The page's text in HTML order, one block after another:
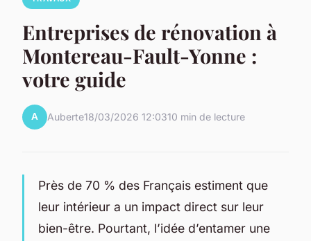
Entreprises de rénovation à
Montereau-Fault-Yonne :
votre guide
A Auberte18/03/2026 12:0310 min de lecture
Près de 70 % des Français estiment que
leur intérieur a un impact direct sur leur
bien-être. Pourtant, l’idée d’entamer une